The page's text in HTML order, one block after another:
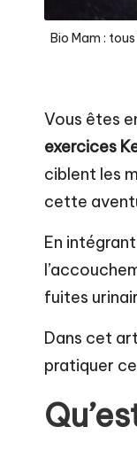
e
t
a
u
n
a
t
u
r
el
Bio Mam :
Vous êtes
exercices
ciblent les
cette
En
fuites
Dans cet
pratiquer